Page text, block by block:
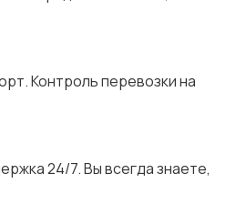
Контроль перевозки на
24/7. Вы всегда знаете,